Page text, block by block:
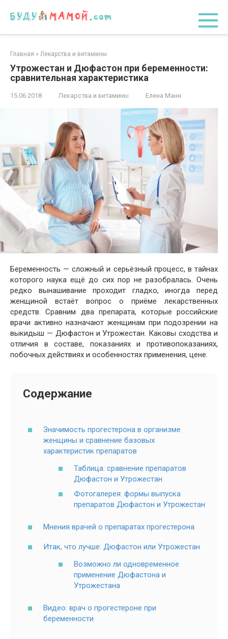
Главная » Лекарства и витамины
Утрожестан и Дюфастон при беременности:
сравнительная характеристика
15.06.2018 Лекарства и витамины Елена Манн
Беременность — сложный и серьёзный процесс, в тайнах
которого наука ещё до сих пор не разобралась. Очень
редко вынашивание проходит гладко, иногда перед
женщиной встаёт вопрос о приёме лекарственных
средств. Сравним два препарата, которые российские
врачи активно назначают женщинам при подозрении на
выкидыш — Дюфастон и Утрожестан. Каковы сходства и
отличия в составе, показаниях и противопоказаниях,
побочных действиях и особенностях применения, цене.
Содержание
Значимость прогестерона в организме
женщины и сравнение базовых
характеристик препаратов
Таблица: сравнение препаратов
Дюфастон и Утрожестан
Фотогалерея: формы выпуска
препаратов Дюфастон и Утрожестан
Мнения врачей о препаратах прогестерона
Итак, что лучше: Дюфастон или Утрожестан
Возможно ли одновременное
применение Дюфастона и
Утрожестана
Видео: врач о прогестероне при
беременности